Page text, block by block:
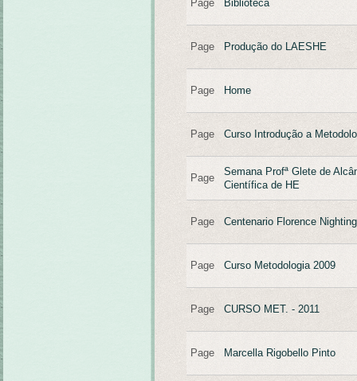
Page Biblioteca
Page Produção do LAESHE
Page Home
Page Curso Introdução a
Page
Semana Profª Glete de
Científica de HE
Page Centenario Florence
Page Curso Metodologia 2009
Page CURSO MET. - 2011
Page Marcella Rigobello Pinto